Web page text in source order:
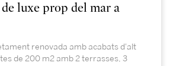
de luxe prop del mar a
renovada amb acabats d'alt
de 200 m2 amb 2 terrasses, 3